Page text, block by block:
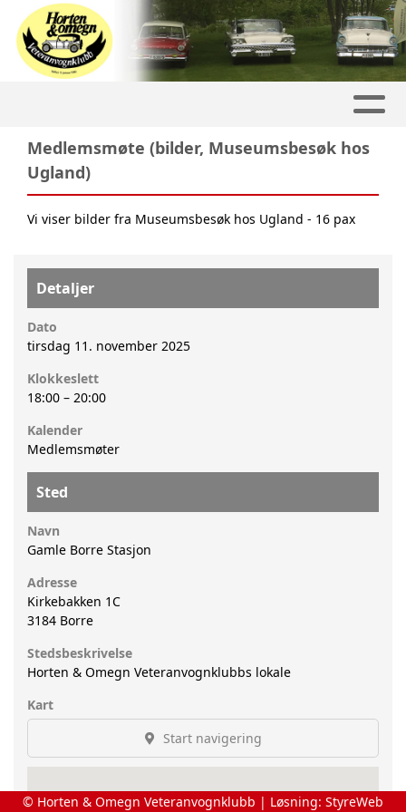
Medlemsmøte (bilder, Museumsbesøk hos
Ugland)
Vi viser bilder fra Museumsbesøk hos Ugland - 16 pax
Detaljer
Dato
tirsdag 11. november 2025
Klokkeslett
18:00 – 20:00
Kalender
Medlemsmøter
Sted
Navn
Gamle Borre Stasjon
Adresse
Kirkebakken 1C
3184 Borre
Stedsbeskrivelse
Horten & Omegn Veteranvognklubbs lokale
Kart
Start navigering
© Horten & Omegn Veteranvognklubb | Løsning: StyreWeb